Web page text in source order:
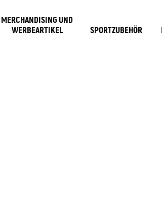
MERCHANDISING UND
WERBEARTIKEL
SPORTZUBEHÖR